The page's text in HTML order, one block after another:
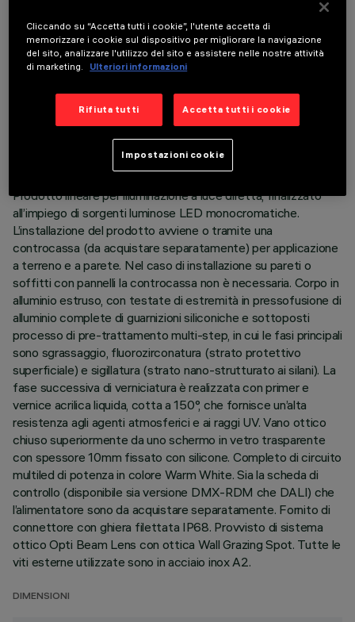
DATI TECNICI
ULTIMO AGGIORNAMENTO: 05/08/2026
Prodotto lineare per illuminazione a luce diretta, finalizzato
all’impiego di sorgenti luminose LED monocromatiche.
L’installazione del prodotto avviene o tramite una
controcassa (da acquistare separatamente) per applicazione
a terreno e a parete. Nel caso di installazione su pareti o
soffitti con pannelli la controcassa non è necessaria. Corpo in
alluminio estruso, con testate di estremità in pressofusione di
alluminio complete di guarnizioni siliconiche e sottoposti
processo di pre-trattamento multi-step, in cui le fasi principali
sono sgrassaggio, fluorozirconatura (strato protettivo
superficiale) e sigillatura (strato nano-strutturato ai silani). La
fase successiva di verniciatura è realizzata con primer e
vernice acrilica liquida, cotta a 150°, che fornisce un’alta
resistenza agli agenti atmosferici e ai raggi UV. Vano ottico
chiuso superiormente da uno schermo in vetro trasparente
con spessore 10mm fissato con silicone. Completo di circuito
multiled di potenza in colore Warm White. Sia la scheda di
controllo (disponibile sia versione DMX-RDM che DALI) che
l’alimentatore sono da acquistare separatamente. Fornito di
connettore con ghiera filettata IP68. Provvisto di sistema
ottico Opti Beam Lens con ottica Wall Grazing Spot. Tutte le
viti esterne utilizzate sono in acciaio inox A2.
DIMENSIONI
Cliccando su “Accetta tutti i cookie”, l'utente accetta di
memorizzare i cookie sul dispositivo per migliorare la navigazione
del sito, analizzare l'utilizzo del sito e assistere nelle nostre attività
di marketing.
Ulteriori informazioni
Rifiuta tutti Accetta tutti i cookie
Impostazioni cookie